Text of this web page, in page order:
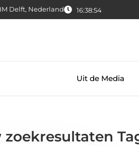
Delft, Nederland 16:38:55
Uit de Media
zoekresultaten